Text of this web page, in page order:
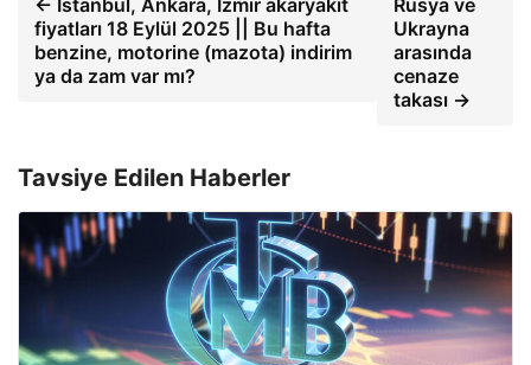
fiyatları 18 Eylül 2025 || Bu hafta
benzine, motorine (mazota) indirim
ya da zam var mı?
Ukrayna
arasında
cenaze
takası →
Tavsiye Edilen Haberler